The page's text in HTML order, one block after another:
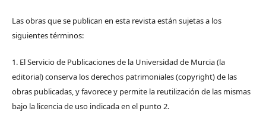
Las obras que se publican en esta revista están sujetas a los
siguientes términos:
1. El Servicio de Publicaciones de la Universidad de Murcia (la
editorial) conserva los derechos patrimoniales (copyright) de las
obras publicadas, y favorece y permite la reutilización de las mismas
bajo la licencia de uso indicada en el punto 2.